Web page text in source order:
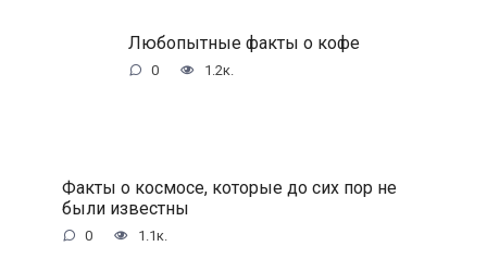
Любопытные факты о кофе
0 1.2к.
Факты о космосе, которые до сих пор не
были известны
0 1.1к.